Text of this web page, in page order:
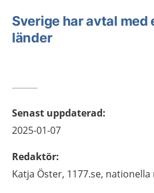
Sverige har avtal med
länder
Senast uppdaterad:
2025-01-07
Redaktör:
Katja Öster, 1177.se,